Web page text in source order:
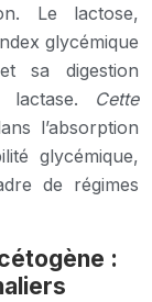
Le lactose,
glycémique
sa digestion
lactase. Cette
l’absorption
glycémique,
de régimes
: